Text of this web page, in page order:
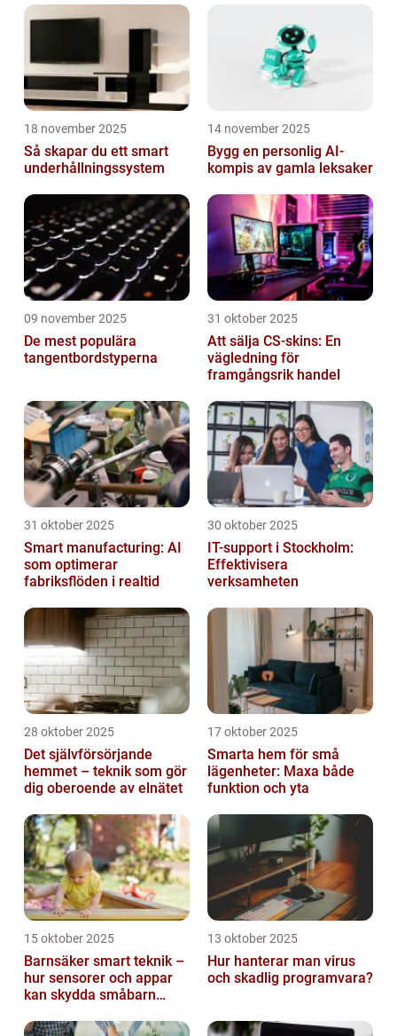
18 november 2025
Så skapar du ett smart
underhållningssystem
14 november 2025
Bygg en personlig AI-
kompis av gamla leksaker
09 november 2025
De mest populära
tangentbordstyperna
31 oktober 2025
Att sälja CS-skins: En
vägledning för
framgångsrik handel
31 oktober 2025
Smart manufacturing: AI
som optimerar
fabriksflöden i realtid
30 oktober 2025
IT-support i Stockholm:
Effektivisera
verksamheten
28 oktober 2025
Det självförsörjande
hemmet – teknik som gör
dig oberoende av elnätet
17 oktober 2025
Smarta hem för små
lägenheter: Maxa både
funktion och yta
15 oktober 2025
Barnsäker smart teknik –
hur sensorer och appar
kan skydda småbarn
13 oktober 2025
Hur hanterar man virus
och skadlig programvara?